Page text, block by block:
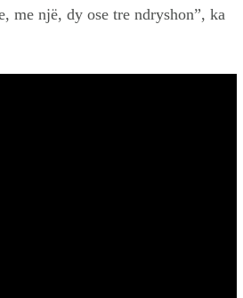
me një, dy ose tre ndryshon”, ka